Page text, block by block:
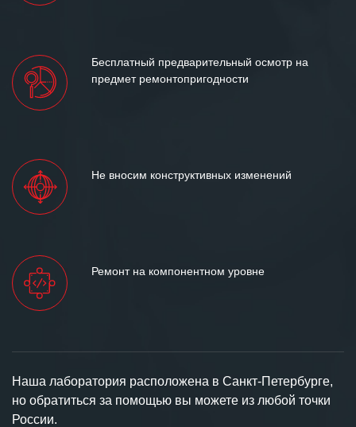
Бесплатный предварительный осмотр на
предмет ремонтопригодности
Не вносим конструктивных изменений
Ремонт на компонентном уровне
Наша лаборатория расположена в Санкт-Петербурге,
но обратиться за помощью вы можете из любой точки
России.